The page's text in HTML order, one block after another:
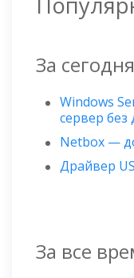
За
Windows
сервер без
Netbox —
Драйвер
За все